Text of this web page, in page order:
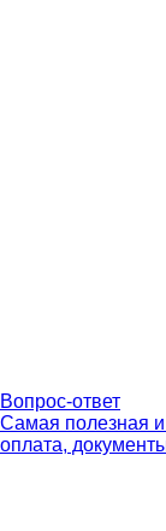
Вопрос-ответ
Самая полезная
оплата,